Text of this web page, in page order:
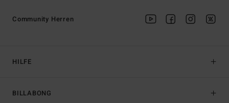
HILFE
BILLABONG
Community Herren